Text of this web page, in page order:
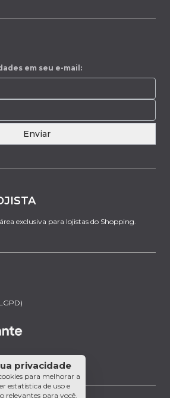
em seu e-mail:
Enviar
área exclusiva para lojistas do Shopping.
privacidade
para melhorar a
estatística de uso e
relevantes para você.